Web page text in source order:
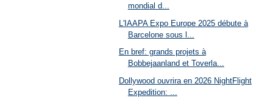
mondial d...
L'IAAPA Expo Europe 2025 débute à
Barcelone sous l...
En bref: grands projets à
Bobbejaanland et Toverla...
Dollywood ouvrira en 2026 NightFlight
Expedition: ...